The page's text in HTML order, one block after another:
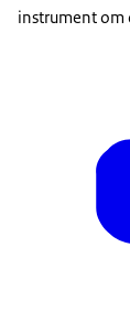
instrument om